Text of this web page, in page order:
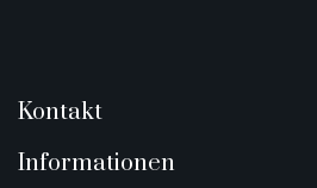
Kontakt
Informationen